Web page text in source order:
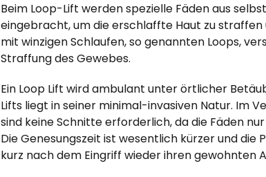
Beim Loop-Lift werden spezielle Fäden aus
eingebracht, um die erschlaffte Haut zu straffen
mit winzigen Schlaufen, so genannten Loops,
Straffung des Gewebes.
Ein Loop Lift wird ambulant unter örtlicher
Lifts liegt in seiner minimal-invasiven Natur. Im
sind keine Schnitte erforderlich, da die Fäden
Die Genesungszeit ist wesentlich kürzer und
kurz nach dem Eingriff wieder ihren gewohnten